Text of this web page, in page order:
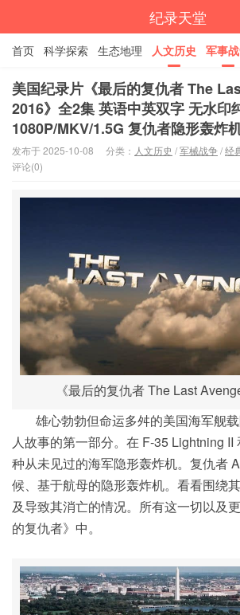
纪录天堂
首页 科学探索 生态地理 人文历史 军事
经典纪录 4K纪录片 精品资源
美国纪录片《最后的复仇者 The
2016》全2集 英语中英双字 无水印
1080P/MKV/1.5G 复仇者隐形轰炸
发布于 2025-10-08 分类： 人文历史 /军械战争/经
评论(0)
《最后的复仇者 The Last
雄心勃勃但命运多舛的美国海军舰
人故事的第一部分。在 F-35 Lightning II
种从未见过的海军隐形轰炸机。复仇者
候、基于航母的隐形轰炸机。看看围绕
及导致其消亡的情况。所有这一切以及
的复仇者》中。